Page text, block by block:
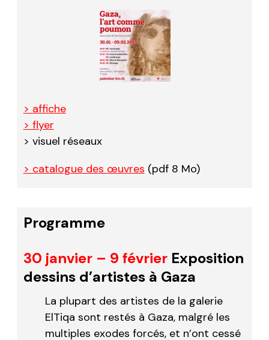
> affiche
> flyer
> visuel réseaux
> catalogue des œuvres (pdf 8 Mo)
Programme
30 janvier – 9 févrierExposition
dessins d’artistes à Gaza
La plupart des artistes de la galerie
ElTiqa sont restés à Gaza, malgré les
multiples exodes forcés, et n’ont cessé